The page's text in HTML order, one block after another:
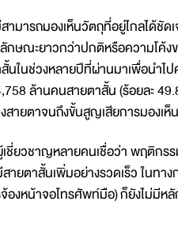
มารถมองเห็นวัตถุที่อยู่ไกลได้ชัด
กษณะยาวกว่าปกติหรือความโค้
นในช่วงหลายปีที่ผ่านมาเพื่อนำ
ล้านคนสายตาสั้น (ร้อยละ
ายตาจนถึงขั้นสูญเสียการมองเห็
ยวชาญหลายคนเชื่อว่า พฤติกรร
ายตาสั้นเพิ่มอย่างรวดเร็ว ในท
องหน้าจอโทรศัพท์มือ) ก็ยังไม่มี